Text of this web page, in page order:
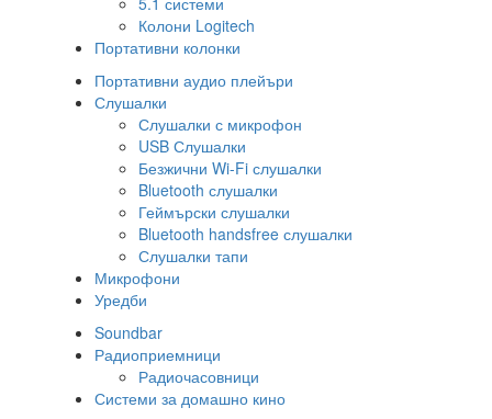
Колони Logitech
Портативни колонки
Портативни аудио плейъри
Слушалки
Слушалки с микрофон
USB Слушалки
Безжични Wi-Fi слушалки
Bluetooth слушалки
Геймърски слушалки
Bluetooth handsfree слушалки
Слушалки тапи
Микрофони
Уредби
Soundbar
Радиоприемници
Радиочасовници
Системи за домашно кино